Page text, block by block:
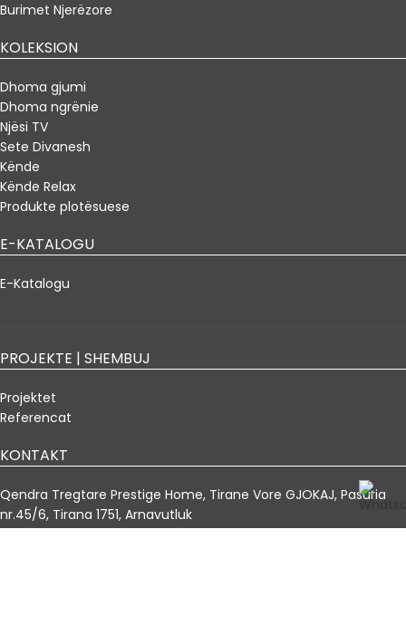
Burimet Njerëzore
KOLEKSION
Dhoma gjumi
Dhoma ngrënie
Njësi TV
Sete Divanesh
Kënde
Kënde Relax
Produkte plotësuese
E-KATALOGU
E-Katalogu
PROJEKTE | SHEMBUJ
Projektet
Referencat
KONTAKT
Qendra Tregtare Prestige Home, Tirane Vore GJOKAJ, Pasuria
nr.45/6, Tirana 1751, Arnavutluk